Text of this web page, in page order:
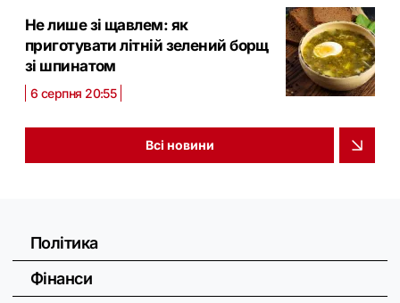
Не лише зі щавлем: як
приготувати літній зелений борщ
зі шпинатом
6 серпня 20:55
Всі новини
Політика
Фінанси